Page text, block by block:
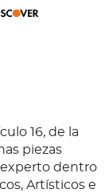
reunión con
hasta
hombres
en un
este
16, de la
piezas
experto dentro
Artísticos e